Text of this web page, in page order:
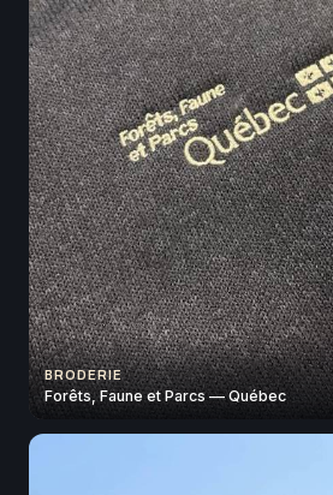
BRODERIE
Forêts, Faune et Parcs — Québec